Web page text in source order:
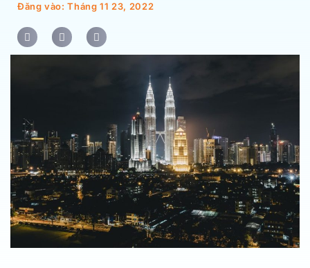
Đăng vào: Tháng 11 23, 2022